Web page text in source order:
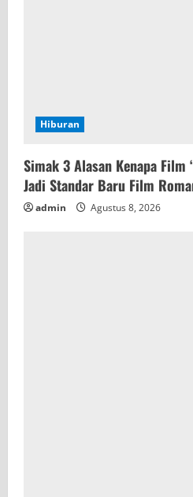
Hiburan
Simak 3 Alasan Kenapa Film
Jadi Standar Baru Film
admin Agustus 8, 2026